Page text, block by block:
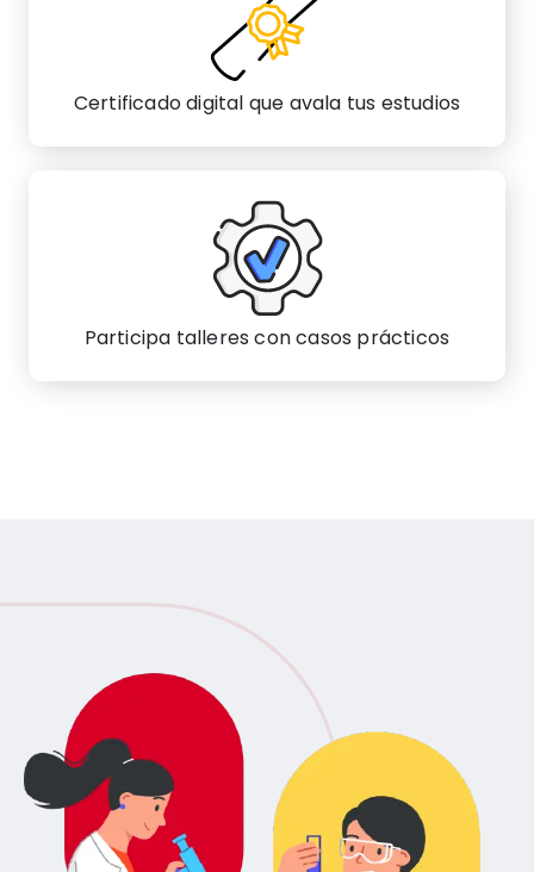
Certificado digital que avala tus estudios
Participa talleres con casos prácticos